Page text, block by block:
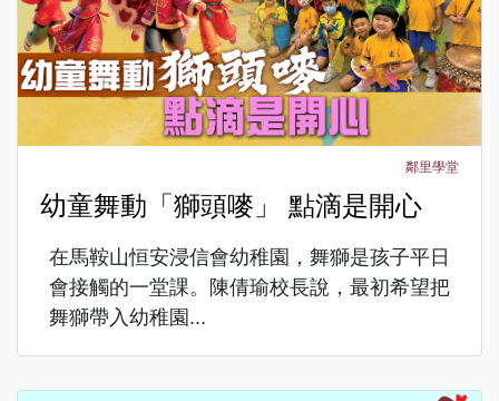
鄰里學堂
幼童舞動「獅頭嘜」 點滴是開心
在馬鞍山恒安浸信會幼稚園，舞獅是孩子平日
會接觸的一堂課。陳倩瑜校長說，最初希望把
舞獅帶入幼稚園...